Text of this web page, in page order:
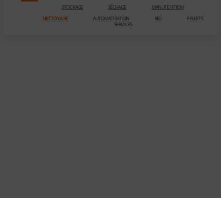
STOCKAGE SÉCHAGE
MANUTENTION
NETTOYAGE
AUTOMATISATION BIO
PELLETS
SERVICES